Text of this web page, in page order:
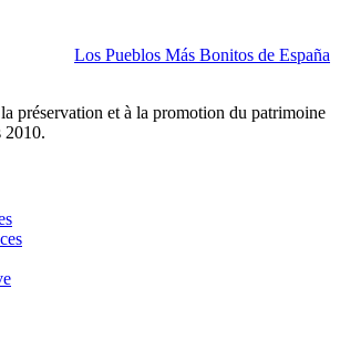
Los Pueblos Más Bonitos de España
préservation et à la promotion du patrimoine
2010.